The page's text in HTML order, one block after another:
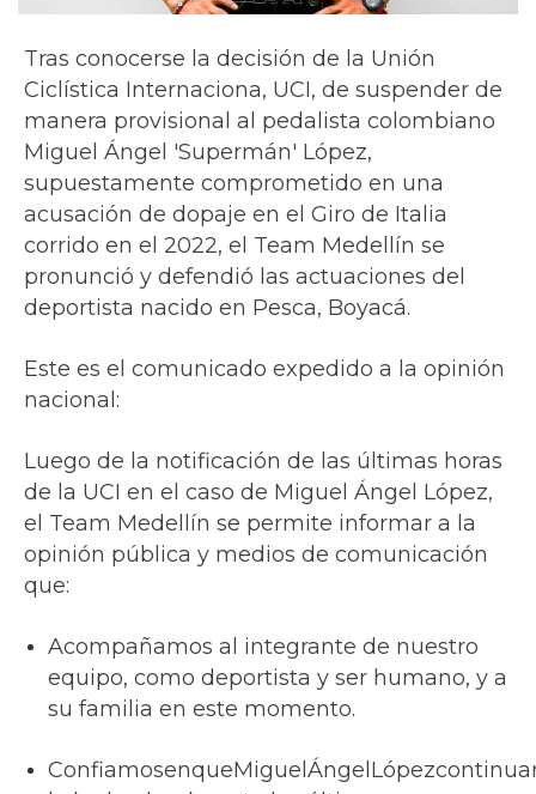
Tras conocerse la decisión de la Unión
Ciclística Internaciona, UCI, de suspender de
manera provisional al pedalista colombiano
Miguel Ángel 'Supermán' López,
supuestamente comprometido en una
acusación de dopaje en el Giro de Italia
corrido en el 2022, el Team Medellín se
pronunció y defendió las actuaciones del
deportista nacido en Pesca, Boyacá.
Este es el comunicado expedido a la opinión
nacional:
Luego de la notificación de las últimas horas
de la UCI en el caso de Miguel Ángel López,
el Team Medellín se permite informar a la
opinión pública y medios de comunicación
que:
Acompañamos al integrante de nuestro
equipo, como deportista y ser humano, y a
su familia en este momento.